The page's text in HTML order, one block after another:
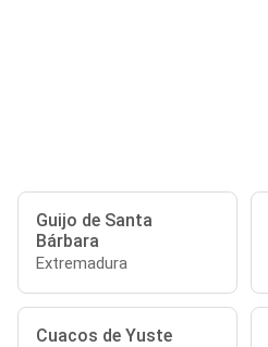
Guijo de Santa
Bárbara
Extremadura
Cuacos de Yuste